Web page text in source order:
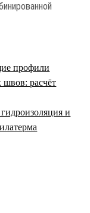
профили
расчёт
и